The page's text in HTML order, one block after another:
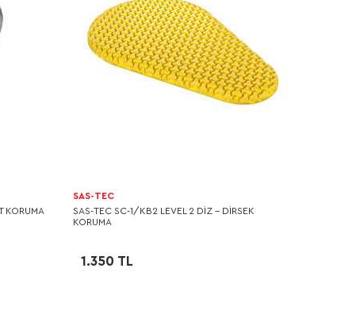
KORUMA
SAS-TEC
SAS-TEC SC-1/KB2 LEVEL 2 DİZ - DİRSEK
KORUMA
1.350 TL